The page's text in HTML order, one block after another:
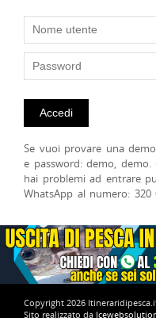
Se vuoi provare una
e password: demo,
hai problemi ad entrare
WhatsApp al numero: 320
Copyright 2026
Sito realizzato da